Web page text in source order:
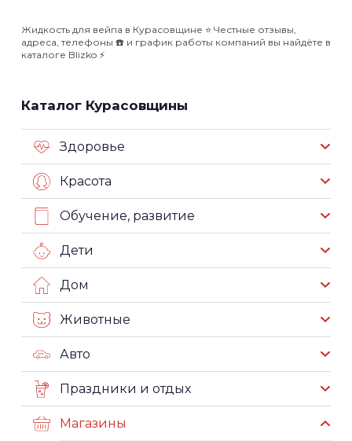
Жидкость для вейпа в Курасовщине ⭐️ Честные отзывы,
адреса, телефоны ☎️ и график работы компаний вы найдёте в
каталоге Blizko ⚡️
Каталог Курасовщины
Здоровье
Красота
Обучение, развитие
Дети
Дом
Животные
Авто
Праздники и отдых
Магазины